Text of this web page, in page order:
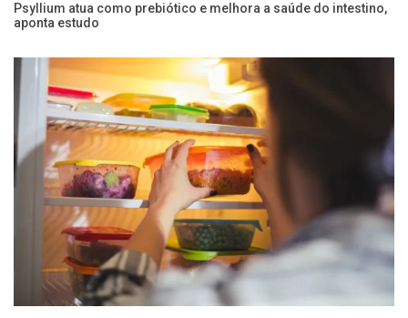
Psyllium atua como prebiótico e melhora a saúde do intestino,
aponta estudo